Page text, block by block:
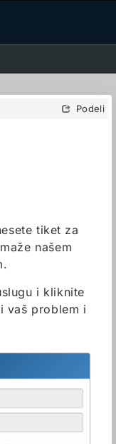
Podeli
tiket za
našem
i kliknite
vaš problem i